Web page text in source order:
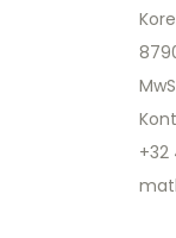
+32